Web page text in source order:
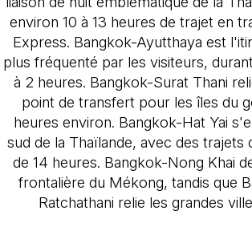
environ 10 à 13 heures de trajet en
Express. Bangkok-Ayutthaya est
plus fréquenté par les visiteurs,
à 2 heures. Bangkok-Surat Thani
point de transfert pour les îles du
heures environ. Bangkok-Hat Yai
sud de la Thaïlande, avec des trajets
de 14 heures. Bangkok-Nong Khai
frontalière du Mékong, tandis que
Ratchathani relie les grandes